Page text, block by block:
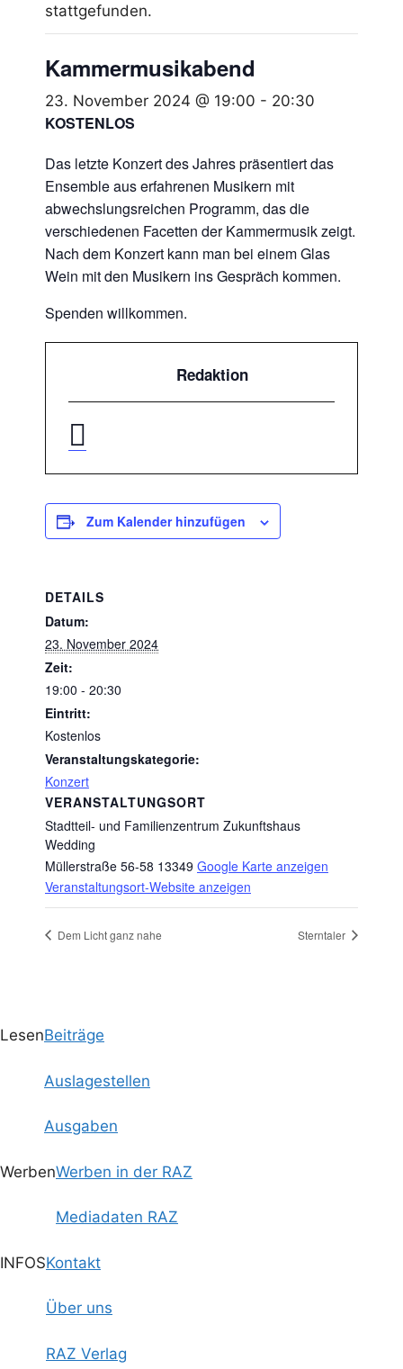
stattgefunden.
Kammermusikabend
23. November 2024 @ 19:00 - 20:30
KOSTENLOS
Das letzte Konzert des Jahres präsentiert das
Ensemble aus erfahrenen Musikern mit
abwechslungsreichen Programm, das die
verschiedenen Facetten der Kammermusik zeigt.
Nach dem Konzert kann man bei einem Glas
Wein mit den Musikern ins Gespräch kommen.
Spenden willkommen.
Redaktion
Zum Kalender hinzufügen
DETAILS
Datum:
23. November 2024
Zeit:
19:00 - 20:30
Eintritt:
Kostenlos
Veranstaltungskategorie:
Konzert
VERANSTALTUNGSORT
Stadtteil- und Familienzentrum Zukunftshaus
Wedding
Müllerstraße 56-58 13349 Google Karte anzeigen
Veranstaltungsort-Website anzeigen
Dem Licht ganz nahe Sterntaler
LesenBeiträge
Auslagestellen
Ausgaben
WerbenWerben in der RAZ
Mediadaten RAZ
INFOSKontakt
Über uns
RAZ Verlag